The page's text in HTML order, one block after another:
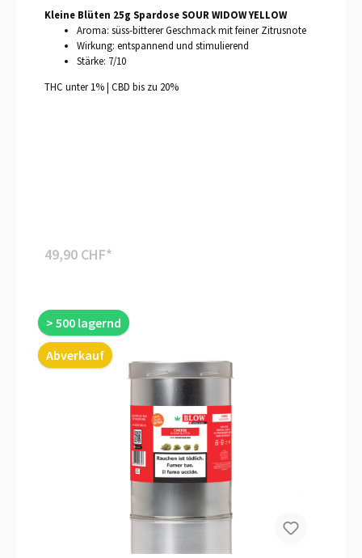
Kleine Blüten 25g Spardose SOUR WIDOW YELLOW
Aroma: süss-bitterer Geschmack mit feiner Zitrusnote
Wirkung: entspannend und stimulierend
Stärke: 7/10
THC unter 1% | CBD bis zu 20%
49,90 CHF*
> 500 lagernd
Abverkauf